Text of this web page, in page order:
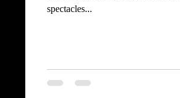
spectacles...